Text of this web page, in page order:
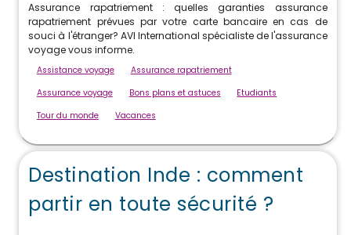
Assurance rapatriement : quelles garanties assurance
rapatriement prévues par votre carte bancaire en cas de
souci à l'étranger? AVI International spécialiste de l'assurance
voyage vous informe.
Assistance voyage
Assurance rapatriement
Assurance voyage
Bons plans et astuces
Etudiants
Tour du monde
Vacances
Destination Inde : comment
partir en toute sécurité ?